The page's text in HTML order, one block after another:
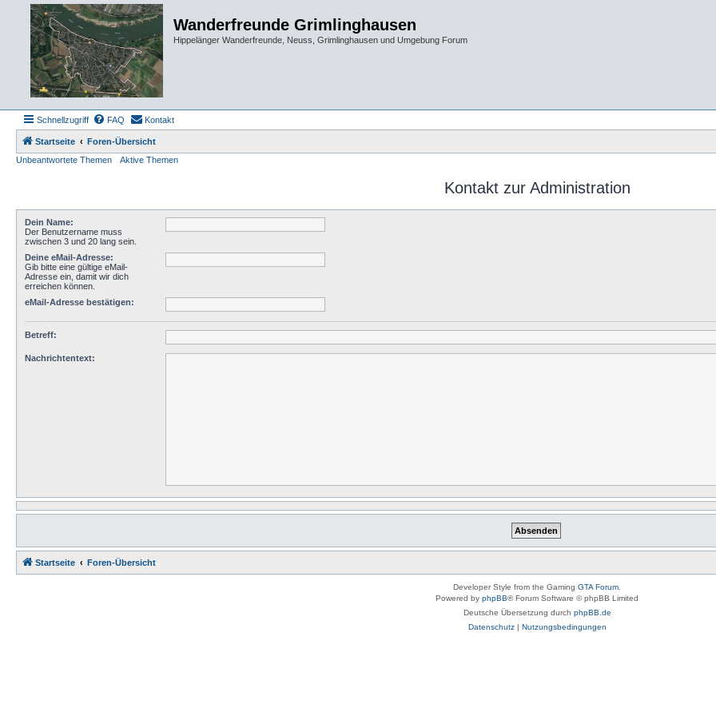
Wanderfreunde Grimlinghausen
Hippelänger Wanderfreunde, Neuss, Grimlinghausen und Umgebung Forum
Schnellzugriff FAQ Kontakt
Startseite
Foren-Übersicht
Unbeantwortete Themen
Aktive Themen
Kontakt zur Administration
Dein Name:
Der Benutzername muss
zwischen 3 und 20 lang sein.
Deine eMail-Adresse:
Gib bitte eine gültige eMail-
Adresse ein, damit wir dich
erreichen können.
eMail-Adresse bestätigen:
Betreff:
Nachrichtentext:
Startseite Foren-Übersicht
Developer Style from the Gaming GTA Forum
Powered by phpBB® Forum Software © phpBB Limited
Deutsche Übersetzung durch phpBB.de
Datenschutz| Nutzungsbedingungen